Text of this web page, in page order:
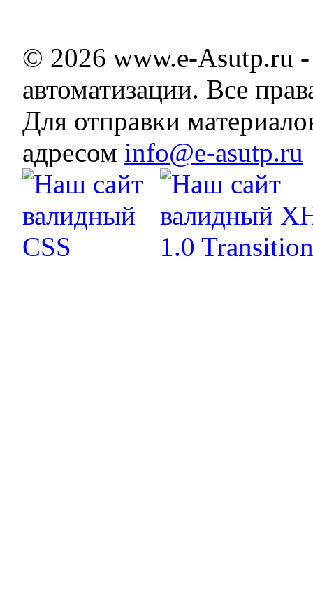
© 2026 www.e-Asutp.ru
автоматизации. Все
Для отправки
адресом info@e-asutp.ru